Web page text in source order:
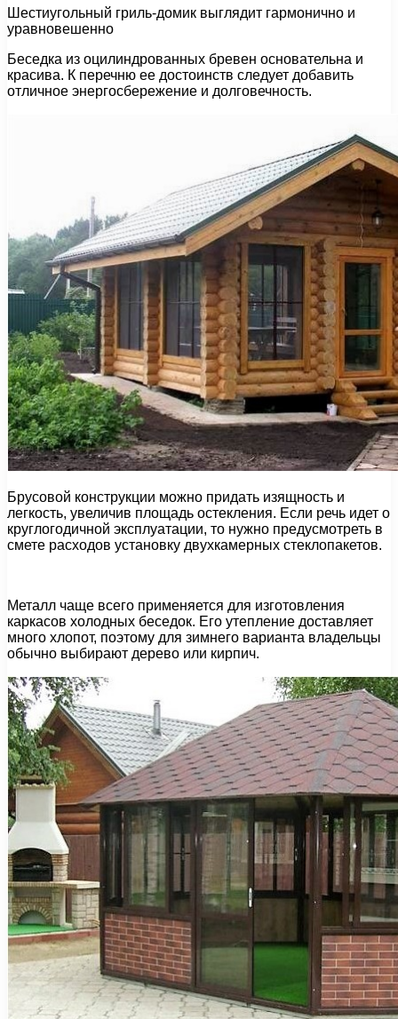
Шестиугольный гриль-домик выглядит гармонично и
уравновешенно
Беседка из оцилиндрованных бревен основательна и
красива. К перечню ее достоинств следует добавить
отличное энергосбережение и долговечность.
Брусовой конструкции можно придать изящность и
легкость, увеличив площадь остекления. Если речь идет о
круглогодичной эксплуатации, то нужно предусмотреть в
смете расходов установку двухкамерных стеклопакетов.
Металл чаще всего применяется для изготовления
каркасов холодных беседок. Его утепление доставляет
много хлопот, поэтому для зимнего варианта владельцы
обычно выбирают дерево или кирпич.